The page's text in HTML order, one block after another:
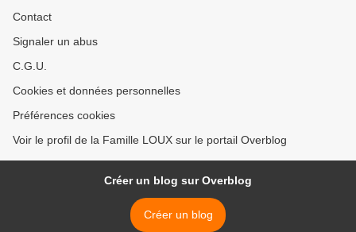
Contact
Signaler un abus
C.G.U.
Cookies et données personnelles
Préférences cookies
Voir le profil de la Famille LOUX sur le portail Overblog
Créer un blog sur Overblog
Créer un blog